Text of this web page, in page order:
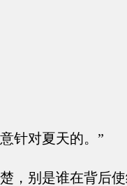
针对夏天的。”
，别是谁在背后